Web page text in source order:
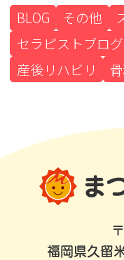
BLOG その他
セラピストブログ
産後リハビリ
福岡県久留